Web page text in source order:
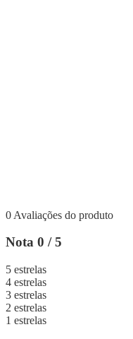
0 Avaliações do produto
Nota 0 / 5
5 estrelas
4 estrelas
3 estrelas
2 estrelas
1 estrelas